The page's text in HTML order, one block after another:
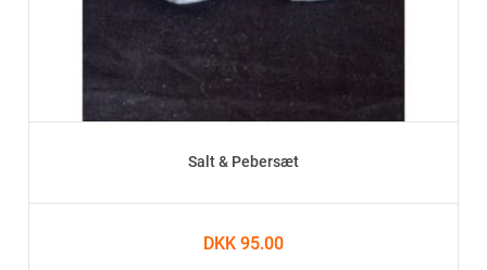
Salt & Pebersæt
DKK 95.00